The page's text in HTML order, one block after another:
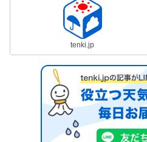
tenki.jp